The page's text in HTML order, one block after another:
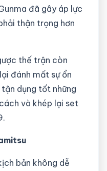
đã gây áp lực
thận trọng hơn
thế trận còn
đánh mất sự ổn
dụng tốt những
và khép lại set
bản không dễ